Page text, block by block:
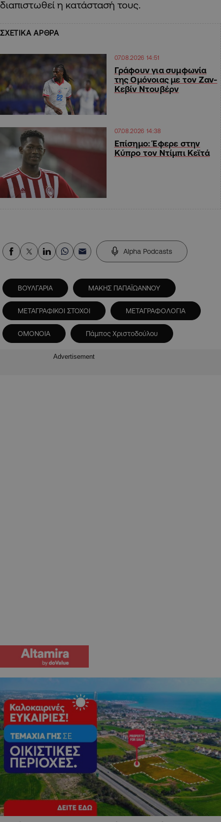
διαπιστωθεί η κατάστασή τους.
ΣΧΕΤΙΚΑ ΑΡΘΡΑ
07.08.2026 14:51
Γράφουν για συμφωνία
της Ομόνοιας με τον Ζαν-
Κεβίν Ντουβέρν
07.08.2026 14:38
Επίσημο: Έφερε στην
Κύπρο τον Ντίμπι Κεϊτά
Alpha Podcasts
ΒΟΥΛΓΑΡΙΑ ΜΑΚΗΣ ΠΑΠΑΪΩΑΝΝΟΥ
ΜΕΤΑΓΡΑΦΙΚΟΙ ΣΤΟΧΟΙ ΜΕΤΑΓΡΑΦΟΛΟΓΙΑ
ΟΜΟΝΟΙΑ Πάμπος Χριστοδούλου
Advertisement